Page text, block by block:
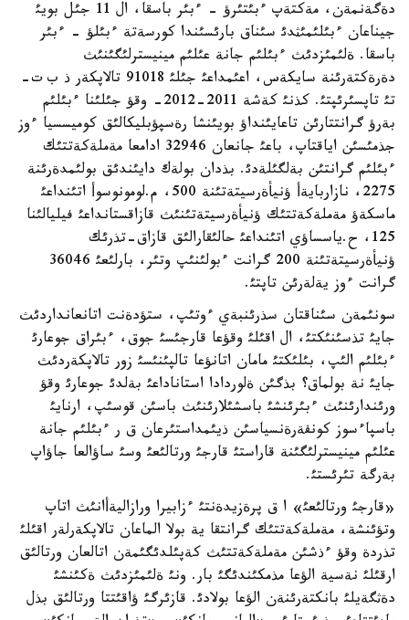
دةگةنمةن، مةكتةپ ءبئتئرؤ - ءبئر باسقا، ال 11 جئل بويئ
جيناعان ءبئلئمئثدئ سئناق بارئسئندا كورسةتة ءبئلؤ - ءبئر
باسقا. ةلئمئزدئث ءبئلئم جانة عئلئم مينيسترلئگئنئث
دةرةكتةرئنة سايكةس، اعئمداعئ جئلئ 91018 تالاپكةر ذ ب ت-
تئ تاپسئرئپتئ. كذنئ كةشة 2011-2012- وقؤ جئلئنا ءبئلئم
بةرؤ گرانتتارئن تاعايئنداؤ بويئنشا رةسپؤبليكالئق كوميسسيا ءوز
جذمئسئن اياقتاپ، باعئ جانعان 32946 ادامعا مةملةكةتتئك
ءبئلئم گرانتئن بةلگئلةدئ. بذدان بولةك دايئندئق بولئمدةرئنة
2275، نازاربايةأ ؤنيأةرسيتةتئنة 500، م.لومونوسوأ اتئنداعئ
ماسكةؤ مةملةكةتتئك ؤنيأةرسيتةتئنئث قازاقستانداعئ فيليالئنا
125، ح.ياسساؤي اتئنداعئ حالئقارالئق قازاق-تذرئك
ؤنيأةرسيتةتئنة 200 گرانت ءبولئنئپ وتئر، بارلئعئ 36046
گرانت ءوز يةلةرئن تاپتئ.
سونئمةن سئناقتان سذرئنبةي ءوتئپ، ستؤدةنت اتانعانداردئث
جايئ تذسئنئكتئ، ال اقئلئ وقؤعا قارجئسئ جوق، ءبئراق جوعارئ
ءبئلئم الئپ، بئلئكتئ مامان اتانؤعا تالپئنئسئ زور تالاپكةردئث
جايئ نة بولماق؟ بذگئن ةلوردادا استاناداعئ بةلدئ جوعارئ وقؤ
ورئندارئنئث ءبئرئنشئ باسشئلارئنئث باسئن قوسئپ، ارنايئ
باسپاءسوز كونفةرةنسياسئن ذيئمداستئرعان ق ر ءبئلئم جانة
عئلئم مينيسترلئگئنة قاراستئ قارجئ ورتالئعئ وسئ ساؤالعا جاؤاپ
بةرگة تئرئستئ.
«قارجئ ورتالئعئ» ا ق پرةزيدةنتئ ءزابيرا ورازاليةأانئث اتاپ
وتؤئنشة، مةملةكةتتئك گرانتقا ية بولا الماعان تالاپكةرلةر اقئلئ
تذردة وقؤ ءذشئن مةملةكةتتئث كةپئلدئگئمةن اتالعان ورتالئق
ارقئلئ نةسية الؤعا مذمكئندئگئ بار. ونئ ةلئمئزدئث ةكئنشئ
دةثگةيلئ بانكتةرئنةن الؤعا بولادئ. قازئرگئ ؤاقئتتا ورتالئق بذل